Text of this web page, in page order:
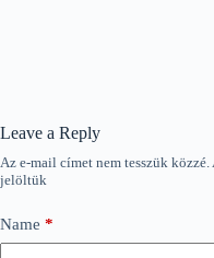
Leave a Reply
Az e-mail címet nem tesszük közzé.
jelöltük
Name *